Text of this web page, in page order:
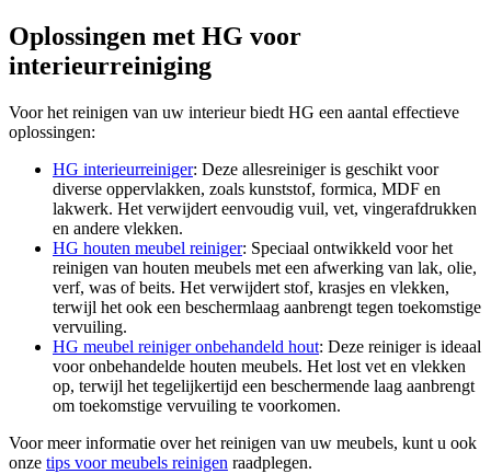
Oplossingen met HG voor
interieurreiniging
Voor het reinigen van uw interieur biedt HG een aantal effectieve
oplossingen:
HG interieurreiniger: Deze allesreiniger is geschikt voor
diverse oppervlakken, zoals kunststof, formica, MDF en
lakwerk. Het verwijdert eenvoudig vuil, vet, vingerafdrukken
en andere vlekken.
HG houten meubel reiniger: Speciaal ontwikkeld voor het
reinigen van houten meubels met een afwerking van lak, olie,
verf, was of beits. Het verwijdert stof, krasjes en vlekken,
terwijl het ook een beschermlaag aanbrengt tegen toekomstige
vervuiling.
HG meubel reiniger onbehandeld hout: Deze reiniger is ideaal
voor onbehandelde houten meubels. Het lost vet en vlekken
op, terwijl het tegelijkertijd een beschermende laag aanbrengt
om toekomstige vervuiling te voorkomen.
Voor meer informatie over het reinigen van uw meubels, kunt u ook
onze tips voor meubels reinigen raadplegen.